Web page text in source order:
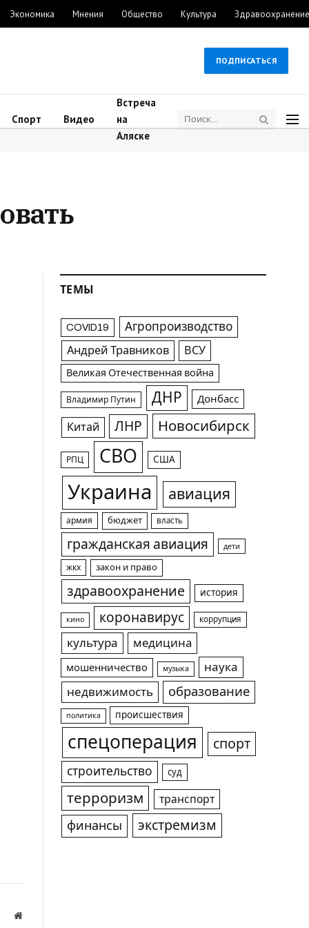
Экономика Мнения Общество Культура Здравоохранение
ПОДПИСАТЬСЯ
Спорт Видео
Встреча
на
Аляске
Website
ТЕМЫ
COVID19 Агропроизводство
Андрей Травников ВСУ
Великая Отечественная война
Владимир Путин ДНР Донбасс
Китай ЛНР Новосибирск
РПЦ СВО США
Украина авиация
армия бюджет власть
гражданская авиация дети
жкх закон и право
здравоохранение история
кино коронавирус коррупция
культура медицина
мошенничество музыка
наука
недвижимость
образование
политика происшествия
спецоперация спорт
строительство суд
терроризм транспорт
финансы экстремизм